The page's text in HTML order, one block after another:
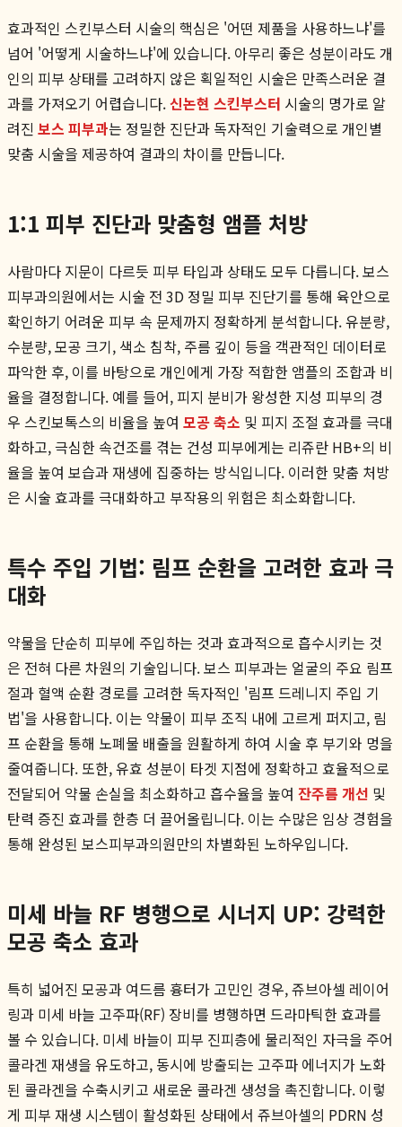
효과적인 스킨부스터 시술의 핵심은 '어떤 제품을 사용하느냐'를
넘어 '어떻게 시술하느냐'에 있습니다. 아무리 좋은 성분이라도 개
인의 피부 상태를 고려하지 않은 획일적인 시술은 만족스러운 결
과를 가져오기 어렵습니다.신논현 스킨부스터 시술의 명가로 알
려진 보스 피부과는 정밀한 진단과 독자적인 기술력으로 개인별
맞춤 시술을 제공하여 결과의 차이를 만듭니다.
1:1 피부 진단과 맞춤형 앰플 처방
사람마다 지문이 다르듯 피부 타입과 상태도 모두 다릅니다. 보스
피부과의원에서는 시술 전 3D 정밀 피부 진단기를 통해 육안으로
확인하기 어려운 피부 속 문제까지 정확하게 분석합니다. 유분량,
수분량, 모공 크기, 색소 침착, 주름 깊이 등을 객관적인 데이터로
파악한 후, 이를 바탕으로 개인에게 가장 적합한 앰플의 조합과 비
율을 결정합니다. 예를 들어, 피지 분비가 왕성한 지성 피부의 경
우 스킨보톡스의 비율을 높여 모공 축소 및 피지 조절 효과를 극대
화하고, 극심한 속건조를 겪는 건성 피부에게는 리쥬란 HB+의 비
율을 높여 보습과 재생에 집중하는 방식입니다. 이러한 맞춤 처방
은 시술 효과를 극대화하고 부작용의 위험은 최소화합니다.
특수 주입 기법: 림프 순환을 고려한 효과 극
대화
약물을 단순히 피부에 주입하는 것과 효과적으로 흡수시키는 것
은 전혀 다른 차원의 기술입니다. 보스 피부과는 얼굴의 주요 림프
절과 혈액 순환 경로를 고려한 독자적인 '림프 드레니지 주입 기
법'을 사용합니다. 이는 약물이 피부 조직 내에 고르게 퍼지고, 림
프 순환을 통해 노폐물 배출을 원활하게 하여 시술 후 부기와 멍을
줄여줍니다. 또한, 유효 성분이 타겟 지점에 정확하고 효율적으로
전달되어 약물 손실을 최소화하고 흡수율을 높여 잔주름 개선 및
탄력 증진 효과를 한층 더 끌어올립니다. 이는 수많은 임상 경험을
통해 완성된 보스피부과의원만의 차별화된 노하우입니다.
미세 바늘 RF 병행으로 시너지 UP: 강력한
모공 축소 효과
특히 넓어진 모공과 여드름 흉터가 고민인 경우, 쥬브아셀 레이어
링과 미세 바늘 고주파(RF) 장비를 병행하면 드라마틱한 효과를
볼 수 있습니다. 미세 바늘이 피부 진피층에 물리적인 자극을 주어
콜라겐 재생을 유도하고, 동시에 방출되는 고주파 에너지가 노화
된 콜라겐을 수축시키고 새로운 콜라겐 생성을 촉진합니다. 이렇
게 피부 재생 시스템이 활성화된 상태에서 쥬브아셀의 PDRN 성